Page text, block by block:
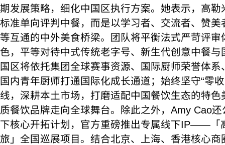
期发展策略，细化中国区执行方案。她表示，高
标准单向评判中餐，而是以学习者、交流者、赞
等互通的中外美食桥梁。团队将平衡法式严苛评
色，平等对待中式传统老字号、新生代创意中餐
国区将依托集团全球赛事资源、国际厨师荣誉体
国内青年厨师打通国际化成长通道；始终坚守“零
线，深耕本土市场，打磨适配中国餐饮生态的特
质餐饮品牌走向全球舞台。除此之外，Amy Cao
下核心开拓计划，官方重磅推出专属线下IP——「
旅」全国巡展项目。结合北京、上海、香港核心